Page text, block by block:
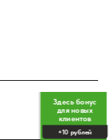
Здесь бонус
для новых
клиентов
+10 рублей